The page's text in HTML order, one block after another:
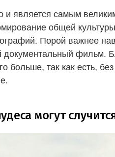
и является самым
общей
Порой важнее
документальный
больше, так как есть,
могут